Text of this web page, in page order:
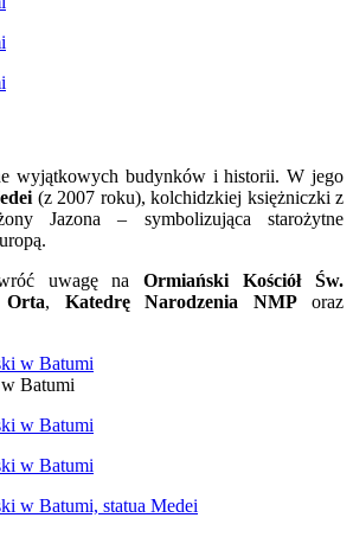
wyjątkowych budynków i historii. W jego
(z 2007 roku), kolchidzkiej księżniczki z
Jazona – symbolizująca starożytne
uwagę naOrmiański Kościół Św.
Orta, Katedrę Narodzenia NMPoraz
Batumi